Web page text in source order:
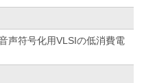
声符号化用VLSIの低消費電